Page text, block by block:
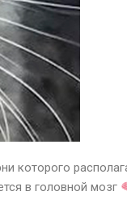
которого
в головной мозг